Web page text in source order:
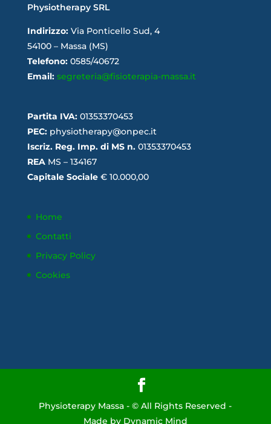
Physiotherapy SRL
Indirizzo:Via Ponticello Sud, 4
54100 – Massa (MS)
Telefono:0585/40672
Email: segreteria@fisioterapia-massa.it
Partita IVA:01353370453
PEC:physiotherapy@onpec.it
Iscriz. Reg. Imp. di MS n.01353370453
REAMS – 134167
Capitale Sociale€ 10.000,00
Home
Contatti
Privacy Policy
Cookies
Physioterapy Massa - © All Rights Reserved -
Made by Dynamic Mind